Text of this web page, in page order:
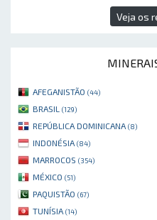
Veja os
AFEGANISTÃO (44)
BRASIL (129)
REPÚBLICA DOMINICANA (8)
INDONÉSIA (84)
MARROCOS (354)
MÉXICO (51)
PAQUISTÃO (67)
TUNÍSIA (14)